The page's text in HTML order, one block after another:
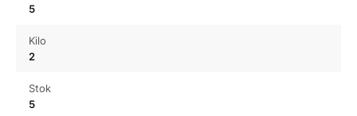
5
Kilo
2
Stok
5